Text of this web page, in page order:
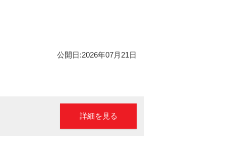
公開日:2026年07月21日
詳細を見る